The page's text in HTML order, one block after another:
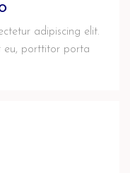
adipiscing elit.
eu, porttitor porta